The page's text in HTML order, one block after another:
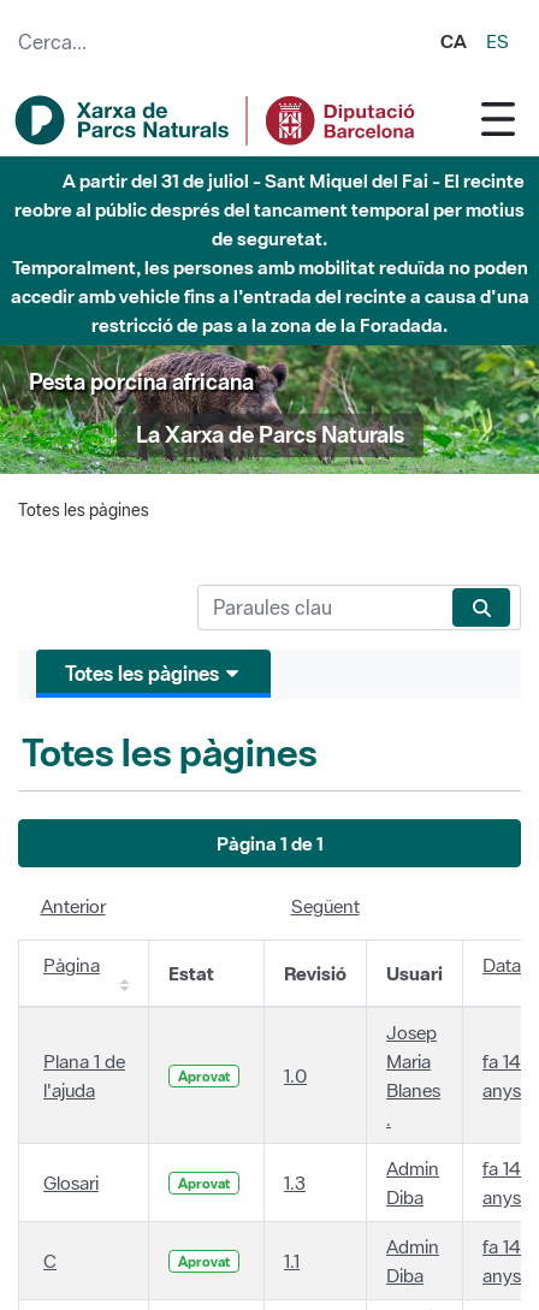
CA ES
A partir del 31 de juliol - Sant Miquel del Fai - El recinte
reobre al públic després del tancament temporal per motius
de seguretat.
Temporalment, les persones amb mobilitat reduïda no poden
accedir amb vehicle fins a l'entrada del recinte a causa d'una
restricció de pas a la zona de la Foradada.
Pesta porcina africana
La Xarxa de Parcs Naturals
Totes les pàgines
Totes les pàgines
Totes les pàgines
Pàgina 1 de 1
Anterior Següent
Pàgina Estat Revisió Usuari Data
Plana 1 de
l'ajuda
Aprovat 1.0
Josep
Maria
Blanes
.
fa 14
anys
Glosari Aprovat 1.3
Admin
Diba
fa 14
anys
C Aprovat 1.1
Admin
Diba
fa 14
anys